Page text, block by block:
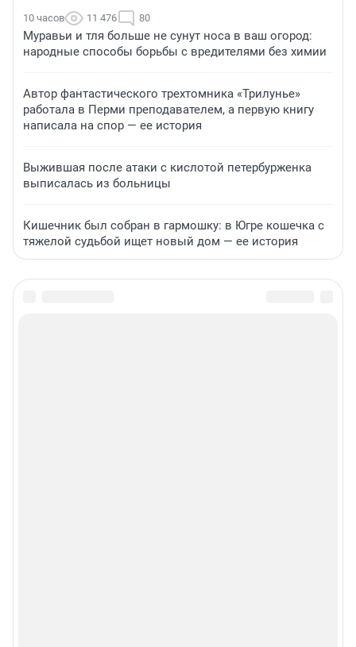
10 часов 11 476 80
Муравьи и тля больше не сунут носа в ваш огород:
народные способы борьбы с вредителями без химии
Автор фантастического трехтомника «Трилунье»
работала в Перми преподавателем, а первую книгу
написала на спор — ее история
Выжившая после атаки с кислотой петербурженка
выписалась из больницы
Кишечник был собран в гармошку: в Югре кошечка с
тяжелой судьбой ищет новый дом — ее история